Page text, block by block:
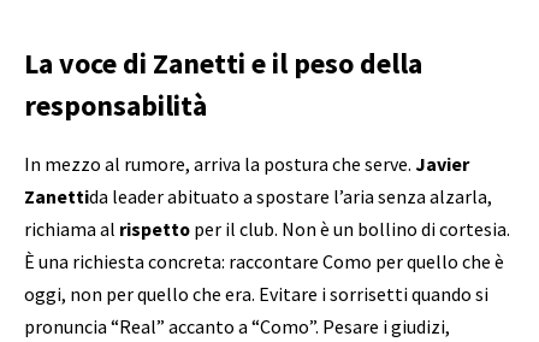
La voce di Zanetti e il peso della
responsabilità
In mezzo al rumore, arriva la postura che serve. Javier
Zanettida leader abituato a spostare l’aria senza alzarla,
richiama al rispetto per il club. Non è un bollino di cortesia.
È una richiesta concreta: raccontare Como per quello che è
oggi, non per quello che era. Evitare i sorrisetti quando si
pronuncia “Real” accanto a “Como”. Pesare i giudizi,